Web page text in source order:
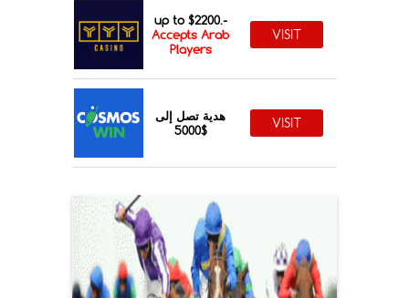
up to $2200.-
Accepts Arab
Players
VISIT
هدية تصل إلى
$5000
VISIT